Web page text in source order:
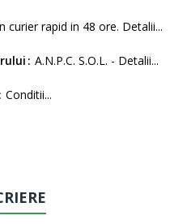
curier rapid in 48 ore. Detalii...
A.N.P.C. S.O.L. - Detalii...
Conditii...